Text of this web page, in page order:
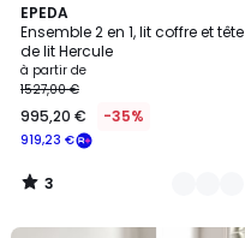
EPEDA
Ensemble 2 en 1, lit coffre et tête
de lit Hercule
à partir de
919,23 €
1527,00 €
995,20 € -35%
3
/
5
2
Couleurs
3
/